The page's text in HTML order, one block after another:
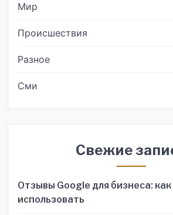
Мир
Происшествия
Разное
Сми
Свежие
Отзывы Google для бизнеса: как
использовать